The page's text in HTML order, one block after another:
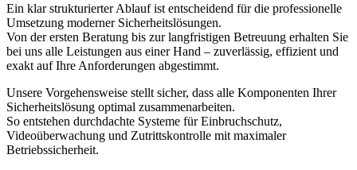
Ein klar strukturierter Ablauf ist entscheidend für die professionelle
Umsetzung moderner Sicherheitslösungen.
Von der ersten Beratung bis zur langfristigen Betreuung erhalten Sie
bei uns alle Leistungen aus einer Hand – zuverlässig, effizient und
exakt auf Ihre Anforderungen abgestimmt.
Unsere Vorgehensweise stellt sicher, dass alle Komponenten Ihrer
Sicherheitslösung optimal zusammenarbeiten.
So entstehen durchdachte Systeme für Einbruchschutz,
Videoüberwachung und Zutrittskontrolle mit maximaler
Betriebssicherheit.